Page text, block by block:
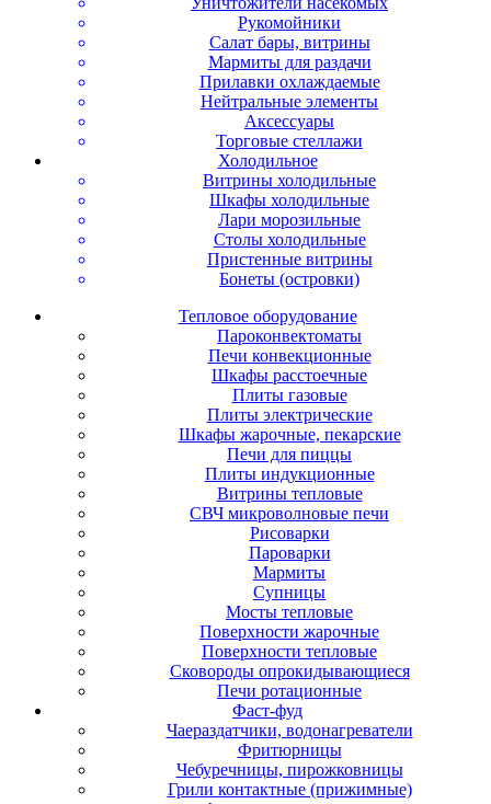
Рукомойники
Салат бары, витрины
Мармиты для раздачи
Прилавки охлаждаемые
Нейтральные элементы
Аксессуары
Торговые стеллажи
Холодильное
Витрины холодильные
Шкафы холодильные
Лари морозильные
Столы холодильные
Пристенные витрины
Бонеты (островки)
Тепловое оборудование
Пароконвектоматы
Печи конвекционные
Шкафы расстоечные
Плиты газовые
Плиты электрические
Шкафы жарочные, пекарские
Печи для пиццы
Плиты индукционные
Витрины тепловые
СВЧ микроволновые печи
Рисоварки
Пароварки
Мармиты
Супницы
Мосты тепловые
Поверхности жарочные
Поверхности тепловые
Сковороды опрокидывающиеся
Печи ротационные
Фаст-фуд
Чаераздатчики, водонагреватели
Фритюрницы
Чебуречницы, пирожковницы
Грили контактные (прижимные)